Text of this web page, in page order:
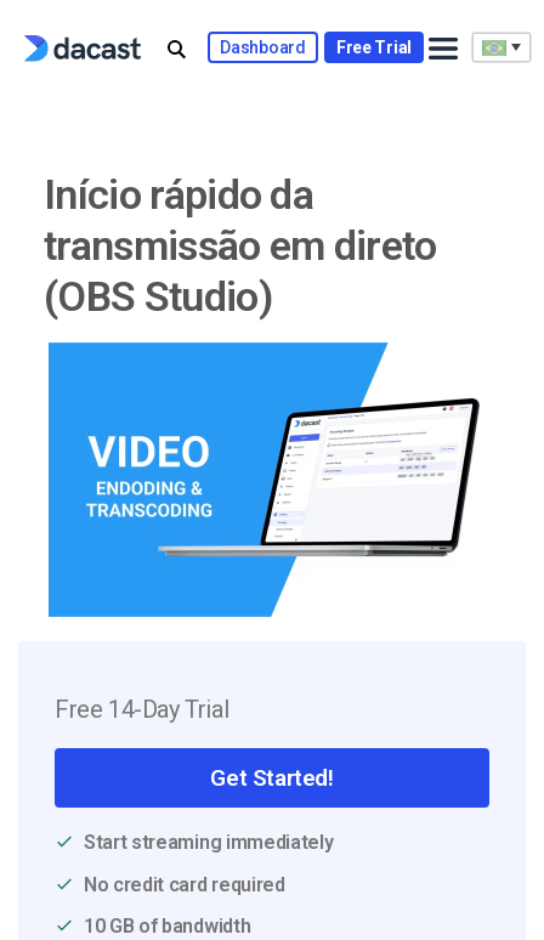
Dashboard Free Trial
Início rápido da
transmissão em direto
(OBS Studio)
Free 14-Day Trial
Get Started!
Start streaming immediately
No credit card required
10 GB of bandwidth